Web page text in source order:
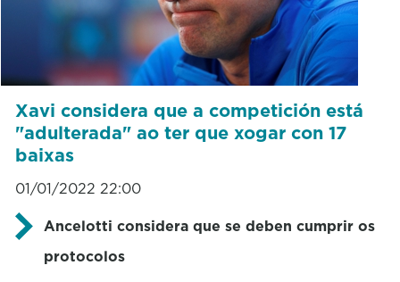
Xavi considera que a competición está
"adulterada" ao ter que xogar con 17
baixas
01/01/2022 22:00
Ancelotti considera que se deben cumprir os
protocolos